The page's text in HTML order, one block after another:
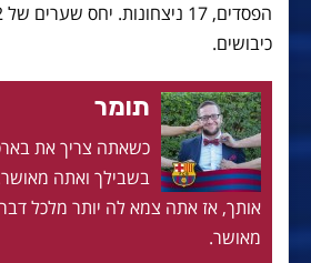
כיבושים.
תומר
כשאתה צריך את
בשבילך ואתה
אותך, אז אתה צמא לה יותר מלכל
מאושר.